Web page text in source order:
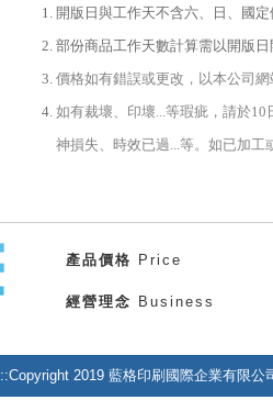
開版日與工作天不含六、日、國
部份商品工作天數計算需以開版
價格如有錯誤或更改，以本公司
如有裁壞、印壞...等瑕疵，請於
神損失、時效已過...等。如已加
產品價格 Price
經營理念 Business
::Copyright 2019 藍格印刷國際企業有限